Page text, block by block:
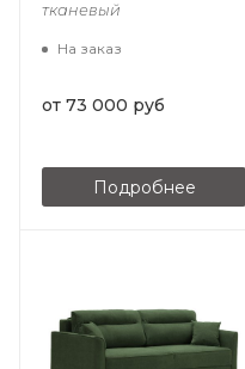
тканевый
На заказ
от 73 000 руб
Подробнее